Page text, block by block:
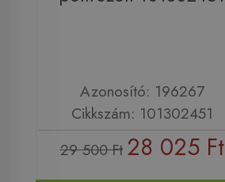
Azonosító: 196267
Cikkszám: 101302451
29 500 Ft 28 025 Ft